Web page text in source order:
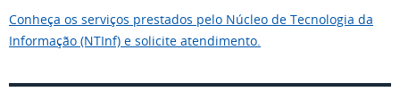
Conheça os serviços prestados pelo Núcleo de Tecnologia da
Informação (NTInf) e solicite atendimento.